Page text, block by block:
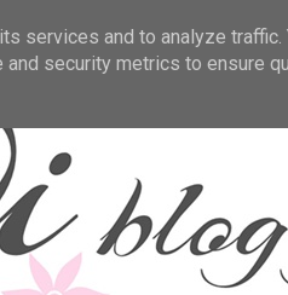
services and to analyze traffic.
security metrics to ensure